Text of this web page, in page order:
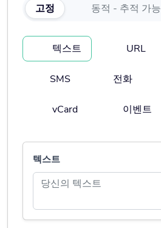
고정 동적 - 추적 가능
텍스트 URL
SMS 전화
vCard 이벤트
텍스트